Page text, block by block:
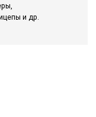
и др.